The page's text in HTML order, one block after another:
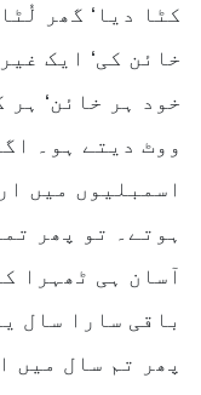
کٹا دیا‘ گھر
خائن کی‘ ایک
خود ہر خائن‘ ہر
ووٹ دیتے ہو۔
اسمبلیوں میں
ہوتے۔ تو پھر
آسان ہی ٹھہرا
باقی سارا سال
پھر تم سال میں